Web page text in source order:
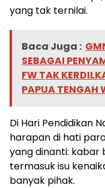
yang tak ternilai.
Baca Juga :
SEBAGAI
FW TAK
PAPUA TENGAH
Di Hari Pendidikan
harapan di hati
yang dinanti: kabar
termasuk isu
banyak pihak.